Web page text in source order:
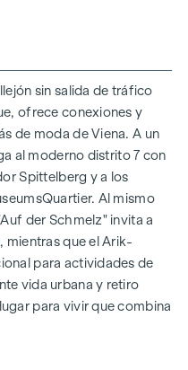
sin salida de tráfico
ofrece conexiones y
de moda de Viena. A un
al moderno distrito 7 con
Spittelberg y a los
Al mismo
der Schmelz" invita a
mientras que el Arik-
para actividades de
vida urbana y retiro
para vivir que combina